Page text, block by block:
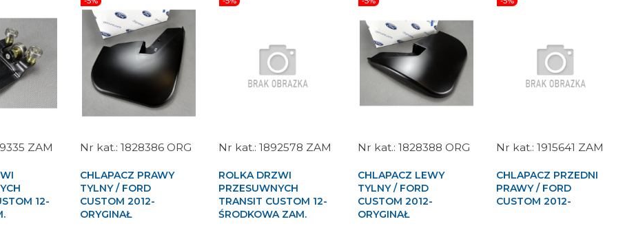
ZAM
12-
1828386 ORG
CHLAPACZ PRAWY
TYLNY / FORD
CUSTOM 2012-
ORYGINAŁ
1892578 ZAM
ROLKA DRZWI
PRZESUWNYCH
TRANSIT CUSTOM 12-
ŚRODKOWA ZAM.
1828388 ORG
CHLAPACZ LEWY
TYLNY / FORD
CUSTOM 2012-
ORYGINAŁ
1915641 ZAM
CHLAPACZ PRZEDNI
PRAWY / FORD
CUSTOM 2012-